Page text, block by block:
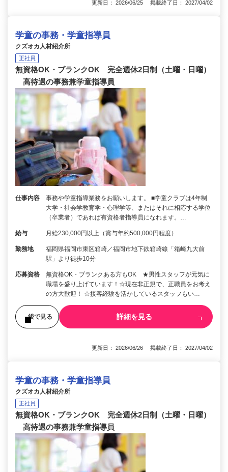
更新日： 2026/06/25 掲載終了日： 2027/04/02
学童の事務・学童指導員
クズオカ人材紹介所
正社員
無資格OK・ブランクOK 完全週休2日制（土曜・日曜）
高待遇の事務兼学童指導員
仕事内容
事務や学童指導業務をお願いします。 ■学童クラブは4年制
大学・社会学教育学・心理学等、またはそれに相応する学位
（卒業者）であれば有資格者指導員になれます。…
給与 月給230,000円以上（賞与年約500,000円程度）
勤務地
福岡県福岡市東区箱崎／福岡市地下鉄箱崎線「箱崎九大前
駅」より徒歩10分
応募資格
無資格OK・ブランクある方もOK ★男性スタッフが元気に
職場を盛り上げています！☆現在非正規で、正職員をお考え
の方大歓迎！ ☆接客経験を活かしているスタッフもい…
後で見る 詳細を見る
更新日： 2026/06/26 掲載終了日： 2027/04/02
学童の事務・学童指導員
クズオカ人材紹介所
正社員
無資格OK・ブランクOK 完全週休2日制（土曜・日曜）
高待遇の事務兼学童指導員